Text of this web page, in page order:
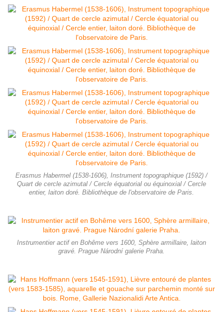
Erasmus Habermel (1538-1606), Instrument topographique (1592) /
Quart de cercle azimutal / Cercle équatorial ou équinoxial / Cercle
entier, laiton doré. Bibliothèque de l'observatoire de Paris.
Instrumentier actif en Bohême vers 1600, Sphère armillaire, laiton
gravé. Prague Národní galerie Praha.